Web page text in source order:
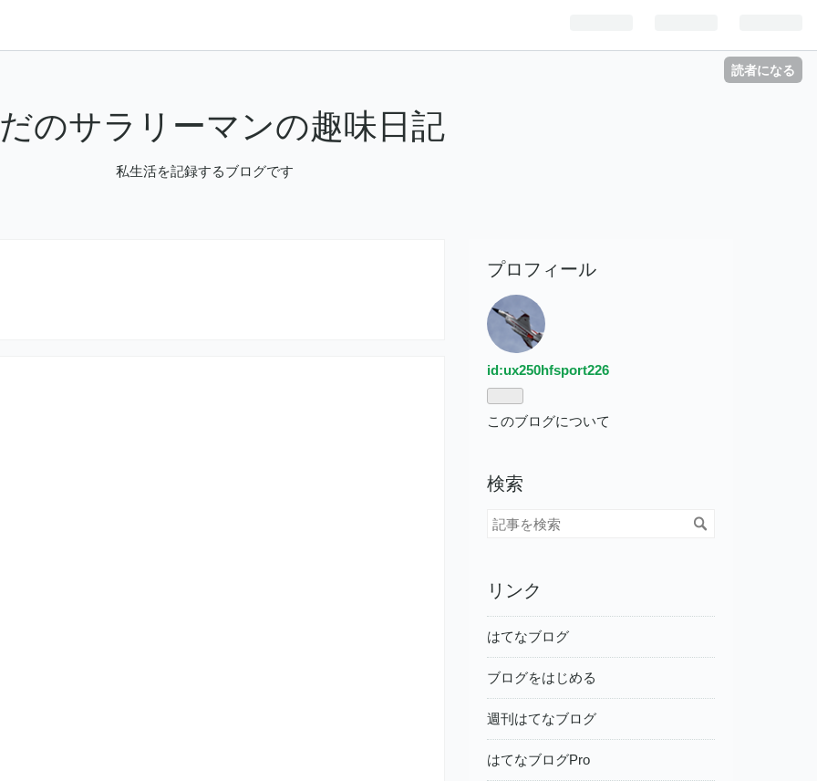
読者になる
のサラリーマンの趣味日記
私生活を記録するブログです
プロフィール
id:ux250hfsport226
このブログについて
検索
リンク
はてなブログ
ブログをはじめる
週刊はてなブログ
はてなブログPro